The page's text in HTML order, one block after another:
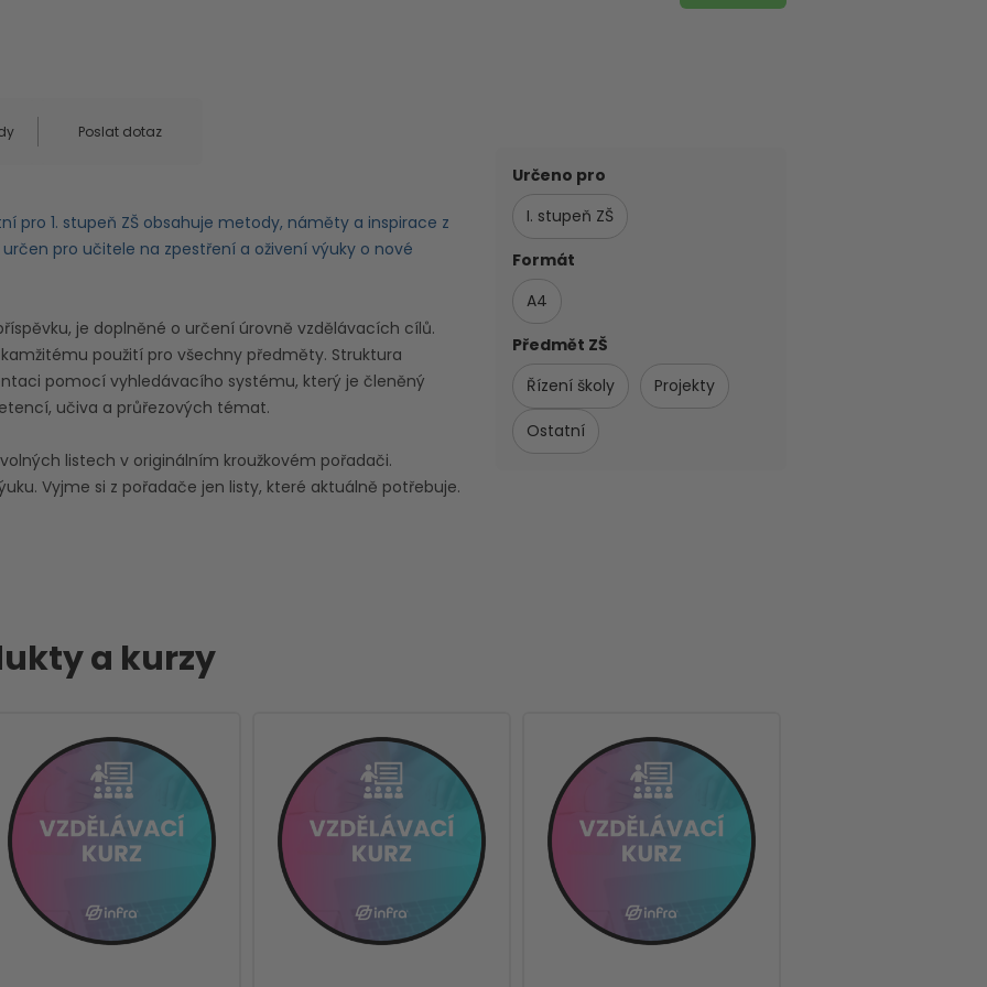
Poslat dotaz
pro 1. stupeň ZŠ obsahuje metody, náměty a inspirace z
pro učitele na zpestření a oživení výuky o nové
je doplněné o určení úrovně vzdělávacích cílů.
použití pro všechny předměty. Struktura
pomocí vyhledávacího systému, který je členěný
učiva a průřezových témat.
listech v originálním kroužkovém pořadači.
Vyjme si z pořadače jen listy, které aktuálně potřebuje.
Určeno pro
I. stupeň ZŠ
Formát
A4
Předmět ZŠ
Řízení školy
Projekty
Ostatní
a kurzy